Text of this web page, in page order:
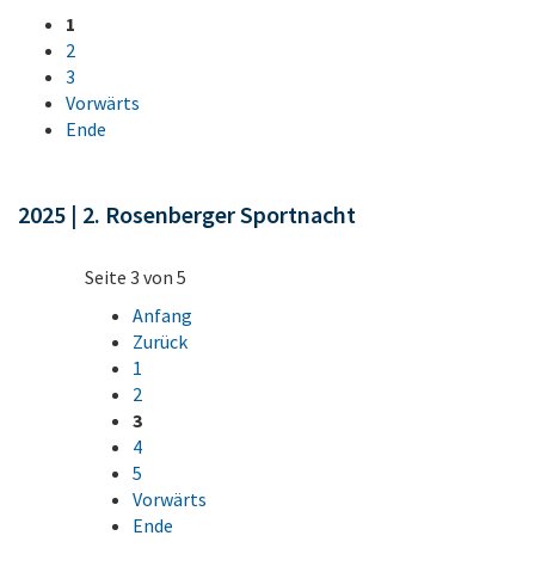
1
2
3
Vorwärts
Ende
2025 | 2. Rosenberger Sportnacht
Seite 3 von 5
Anfang
Zurück
1
2
3
4
5
Vorwärts
Ende